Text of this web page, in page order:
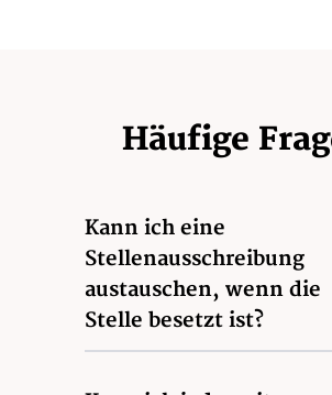
Häufige
Kann ich eine
Stellenausschreibung
austauschen, wenn die
Stelle besetzt ist?